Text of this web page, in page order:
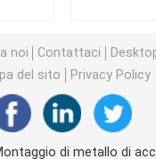
Antivari piano
noi Contattaci
del sito
Privacy Policy
di metallo di